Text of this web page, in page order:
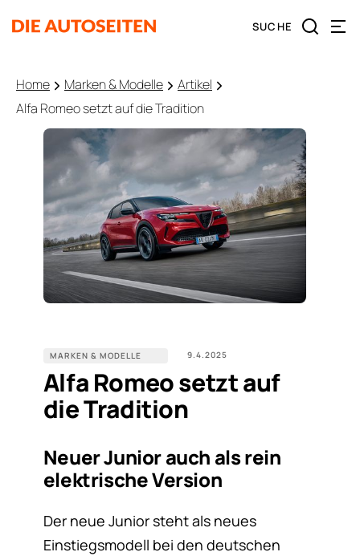
Home Marken & Modelle
Artikel
Alfa Romeo setzt auf die Tradition
MARKEN & MODELLE 9.4.2025
Alfa Romeo setzt auf
die Tradition
Neuer Junior auch als rein
elektrische Version
Der neue Junior steht als neues
Einstiegsmodell bei den deutschen